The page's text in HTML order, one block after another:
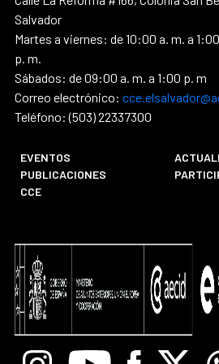
Salvador
Martes a viernes: de 10:00 a. m. a
p. m.
Sábados: de 09:00 a. m. a 1:00 p. m
Correo electrónico:
Teléfono: (503) 22337300
EVENTOS
PUBLICACIONES
CCE
InstagramYoutube Facebook
X